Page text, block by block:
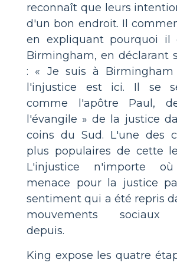
reconnaît que leurs
d'un bon endroit. Il
en expliquant pourquoi il
Birmingham, en déclarant
: « Je suis à
l'injustice est ici. Il se
comme l'apôtre Paul,
l'évangile » de la justice
coins du Sud. L'une des
plus populaires de cette
L'injustice n'importe
menace pour la justice
sentiment qui a été repris
mouvements sociaux
depuis.
King expose les quatre